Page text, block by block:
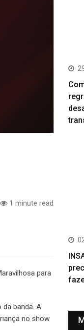
1 minute read
para
banda. A
no show